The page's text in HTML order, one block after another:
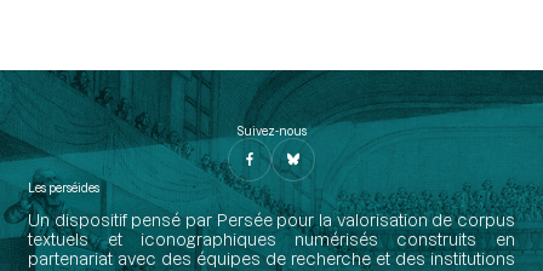
Suivez-nous
Les perséides
Un dispositif pensé par Persée pour la valorisation de corpus
textuels et iconographiques numérisés construits en
partenariat avec des équipes de recherche et des institutions